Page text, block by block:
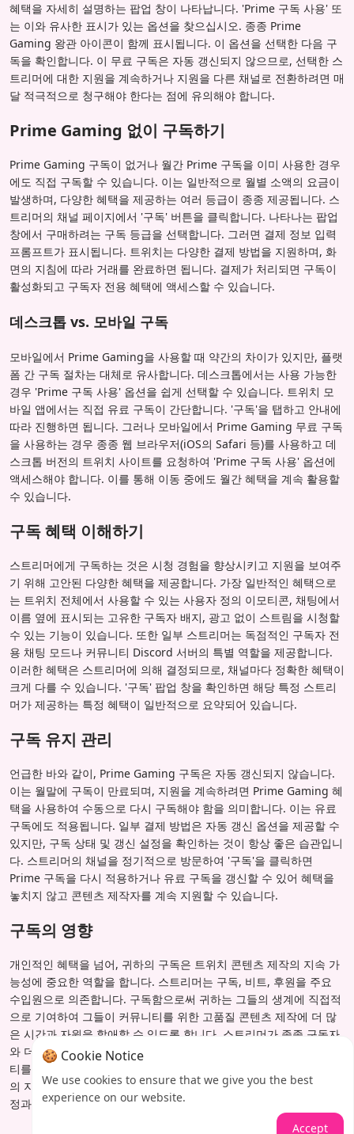
혜택을 자세히 설명하는 팝업 창이 나타납니다. 'Prime 구독 사용' 또
는 이와 유사한 표시가 있는 옵션을 찾으십시오. 종종 Prime
Gaming 왕관 아이콘이 함께 표시됩니다. 이 옵션을 선택한 다음 구
독을 확인합니다. 이 무료 구독은 자동 갱신되지 않으므로, 선택한 스
트리머에 대한 지원을 계속하거나 지원을 다른 채널로 전환하려면 매
달 적극적으로 청구해야 한다는 점에 유의해야 합니다.
Prime Gaming 없이 구독하기
Prime Gaming 구독이 없거나 월간 Prime 구독을 이미 사용한 경우
에도 직접 구독할 수 있습니다. 이는 일반적으로 월별 소액의 요금이
발생하며, 다양한 혜택을 제공하는 여러 등급이 종종 제공됩니다. 스
트리머의 채널 페이지에서 '구독' 버튼을 클릭합니다. 나타나는 팝업
창에서 구매하려는 구독 등급을 선택합니다. 그러면 결제 정보 입력
프롬프트가 표시됩니다. 트위치는 다양한 결제 방법을 지원하며, 화
면의 지침에 따라 거래를 완료하면 됩니다. 결제가 처리되면 구독이
활성화되고 구독자 전용 혜택에 액세스할 수 있습니다.
데스크톱 vs. 모바일 구독
모바일에서 Prime Gaming을 사용할 때 약간의 차이가 있지만, 플랫
폼 간 구독 절차는 대체로 유사합니다. 데스크톱에서는 사용 가능한
경우 'Prime 구독 사용' 옵션을 쉽게 선택할 수 있습니다. 트위치 모
바일 앱에서는 직접 유료 구독이 간단합니다. '구독'을 탭하고 안내에
따라 진행하면 됩니다. 그러나 모바일에서 Prime Gaming 무료 구독
을 사용하는 경우 종종 웹 브라우저(iOS의 Safari 등)를 사용하고 데
스크톱 버전의 트위치 사이트를 요청하여 'Prime 구독 사용' 옵션에
액세스해야 합니다. 이를 통해 이동 중에도 월간 혜택을 계속 활용할
수 있습니다.
구독 혜택 이해하기
스트리머에게 구독하는 것은 시청 경험을 향상시키고 지원을 보여주
기 위해 고안된 다양한 혜택을 제공합니다. 가장 일반적인 혜택으로
는 트위치 전체에서 사용할 수 있는 사용자 정의 이모티콘, 채팅에서
이름 옆에 표시되는 고유한 구독자 배지, 광고 없이 스트림을 시청할
수 있는 기능이 있습니다. 또한 일부 스트리머는 독점적인 구독자 전
용 채팅 모드나 커뮤니티 Discord 서버의 특별 역할을 제공합니다.
이러한 혜택은 스트리머에 의해 결정되므로, 채널마다 정확한 혜택이
크게 다를 수 있습니다. '구독' 팝업 창을 확인하면 해당 특정 스트리
머가 제공하는 특정 혜택이 일반적으로 요약되어 있습니다.
구독 유지 관리
언급한 바와 같이, Prime Gaming 구독은 자동 갱신되지 않습니다.
이는 월말에 구독이 만료되며, 지원을 계속하려면 Prime Gaming 혜
택을 사용하여 수동으로 다시 구독해야 함을 의미합니다. 이는 유료
구독에도 적용됩니다. 일부 결제 방법은 자동 갱신 옵션을 제공할 수
있지만, 구독 상태 및 갱신 설정을 확인하는 것이 항상 좋은 습관입니
다. 스트리머의 채널을 정기적으로 방문하여 '구독'을 클릭하면
Prime 구독을 다시 적용하거나 유료 구독을 갱신할 수 있어 혜택을
놓치지 않고 콘텐츠 제작자를 계속 지원할 수 있습니다.
구독의 영향
개인적인 혜택을 넘어, 귀하의 구독은 트위치 콘텐츠 제작의 지속 가
능성에 중요한 역할을 합니다. 스트리머는 구독, 비트, 후원을 주요
수입원으로 의존합니다. 구독함으로써 귀하는 그들의 생계에 직접적
으로 기여하여 그들이 커뮤니티를 위한 고품질 콘텐츠 제작에 더 많
은 시간과 자원을 할애할 수 있도록 합니다. 스트리머가 종종 구독자
와 더 가깝게 상호 작용하므로, 이는 더 상호적이고 참여적인 커뮤니
티를 조성합니다. Prime Gaming을 통하든 직접 결제를 통하든 귀하
의 지원은 트위치 플랫폼을 매우 생동감 있고 역동적으로 만드는 열
정과 창의성에 직접적으로 동력을 제공합니다.
🍪 Cookie Notice
We use cookies to ensure that we give you the best
experience on our website.
Accept